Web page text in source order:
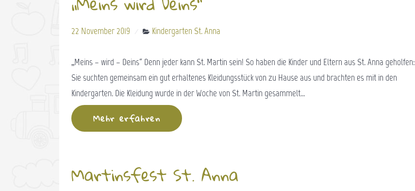
22 November 2019 Kindergarten St. Anna
„Meins – wird – Deins“ Denn jeder kann St. Martin sein! So haben die Kinder und Eltern aus St. Anna geholfen:
Sie suchten gemeinsam ein gut erhaltenes Kleidungsstück von zu Hause aus und brachten es mit in den
Kindergarten. Die Kleidung wurde in der Woche von St. Martin gesammelt…
Mehr erfahren
Martinsfest St. Anna